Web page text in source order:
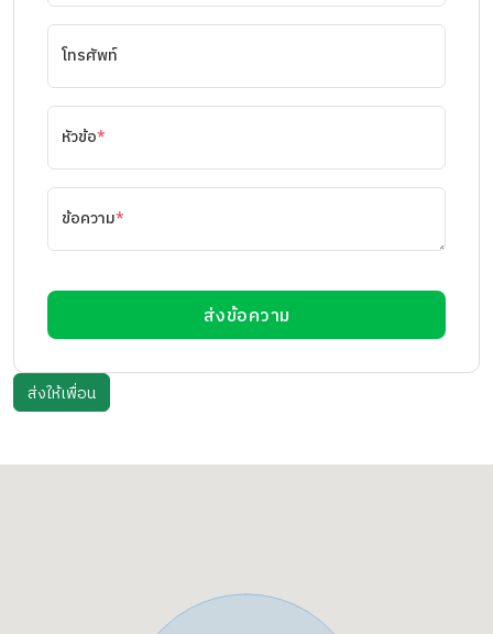
โทรศัพท์
หัวข้อ*
ข้อความ*
ส่งข้อความ